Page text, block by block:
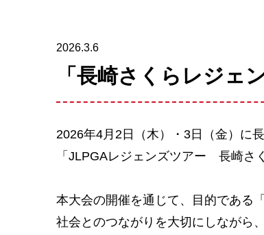
2026.3.6
「長崎さくらレジェ
2026年4月2日（木）・3日（金）に
「JLPGAレジェンズツアー 長崎さ
本大会の開催を通じて、目的である
社会とのつながりを大切にしながら